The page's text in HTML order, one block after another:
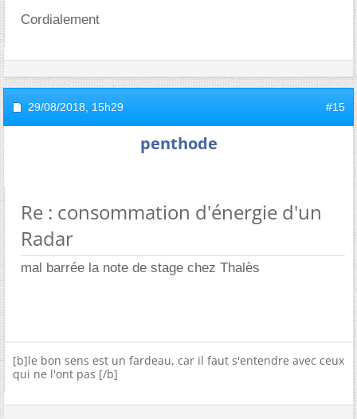
Cordialement
29/08/2018, 15h29 #15
penthode
Re : consommation d'énergie d'un
Radar
mal barrée la note de stage chez Thalès
[b]le bon sens est un fardeau, car il faut s'entendre avec ceux
qui ne l'ont pas [/b]